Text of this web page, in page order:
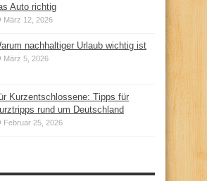
Auto richtig
März 12, 2026
nachhaltiger Urlaub wichtig ist
März 5, 2026
Kurzentschlossene: Tipps für
rund um Deutschland
Februar 25, 2026